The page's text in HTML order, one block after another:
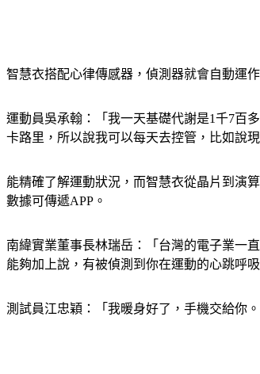
智慧衣搭配心律傳感器，偵測器就會自動運
運動員吳承翰：「我一天基礎代謝是1千7百
卡路里，所以說我可以每天去控管，比如說
能精確了解運動狀況，而智慧衣從晶片到演
數據可傳遞APP。
南緯實業董事長林瑞岳：「台灣的電子業一
能夠加上說，有被偵測到你在運動的心跳呼
測試員江忠穎：「我暖身好了，手機交給你。